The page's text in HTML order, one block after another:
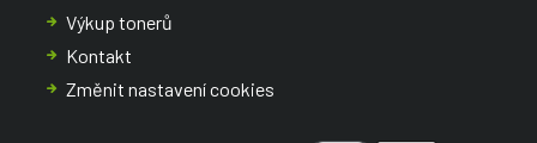
Výkup tonerů
Kontakt
Změnit nastavení cookies